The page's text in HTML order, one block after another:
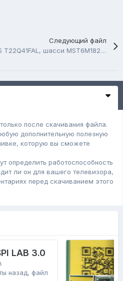
Следующий файл
LED TV22 IRBIS T22Q41FAL, шасси MST6M182VG-T7S
после скачивания файла.
дополнительную полезную
которую вы сможете
определить работоспособность
ли он для вашего телевизора,
перед скачиванием этого
LAB 3.0
назад, файл